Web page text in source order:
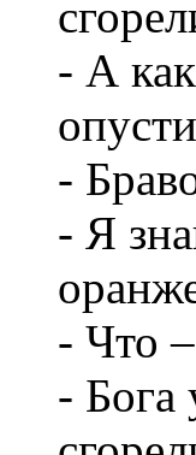
- А
-
- Я
- Что
- Бога